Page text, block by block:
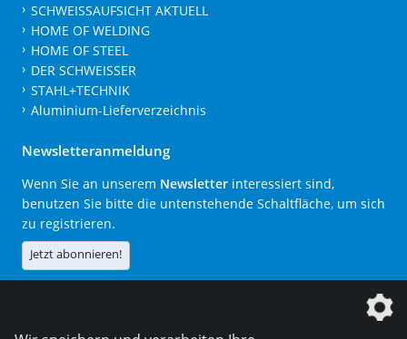
SCHWEISSAUFSICHT AKTUELL
HOME OF WELDING
HOME OF STEEL
DER SCHWEISSER
STAHL+TECHNIK
Aluminium-Lieferverzeichnis
Newsletteranmeldung
Wenn Sie an unserem Newsletter interessiert sind,
benutzen Sie bitte die untenstehende Schaltfläche, um sich
zu registrieren.
Jetzt abonnieren!
Die DVS Media GmbH ist ein Unternehmen der